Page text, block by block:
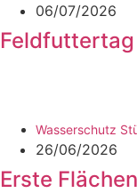
06/07/2026
Wasserschutz
26/06/2026
Erste